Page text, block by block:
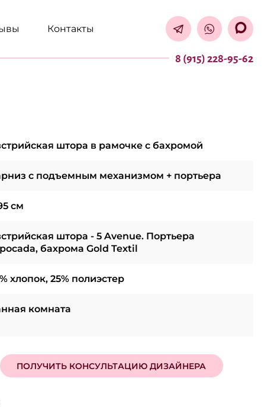
8 (915) 228-95-62
Контакты
штора в рамочке с бахромой
с подъемным механизмом + портьера
см
штора - 5 Avenue. Портьера
бахрома Gold Textil
хлопок, 25% полиэстер
комната
ПОЛУЧИТЬ КОНСУЛЬТАЦИЮ ДИЗАЙНЕРА